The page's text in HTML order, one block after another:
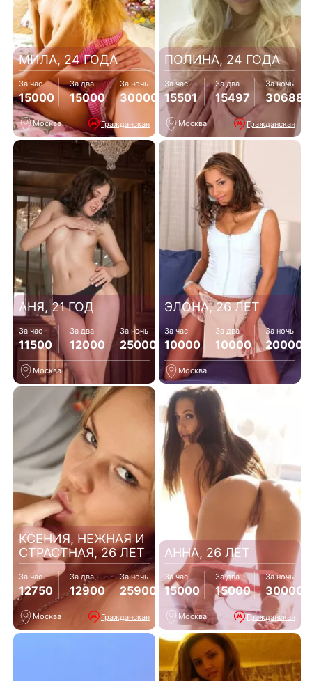
МИЛА, 24 ГОДА
За час
15000
За два
15000
За ночь
30000
Москва Гражданская
ПОЛИНА, 24 ГОДА
За час
15501
За два
15497
За ночь
30688
Москва Гражданская
АНЯ, 21 ГОД
За час
11500
За два
12000
За ночь
25000
Москва
ЭЛОНА, 26 ЛЕТ
За час
10000
За два
10000
За ночь
20000
Москва
КСЕНИЯ, НЕЖНАЯ И
СТРАСТНАЯ, 26 ЛЕТ
За час
12750
За два
12900
За ночь
25900
Москва Гражданская
АННА, 26 ЛЕТ
За час
15000
За два
15000
За ночь
30000
Москва Гражданская